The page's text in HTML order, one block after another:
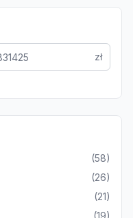
zł
(58)
(26)
(21)
(19)